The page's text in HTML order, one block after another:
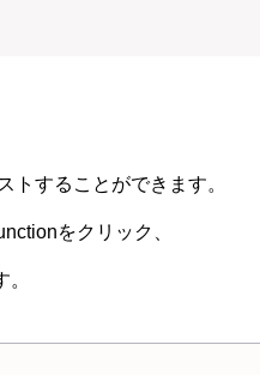
トすることができます。
をクリック、